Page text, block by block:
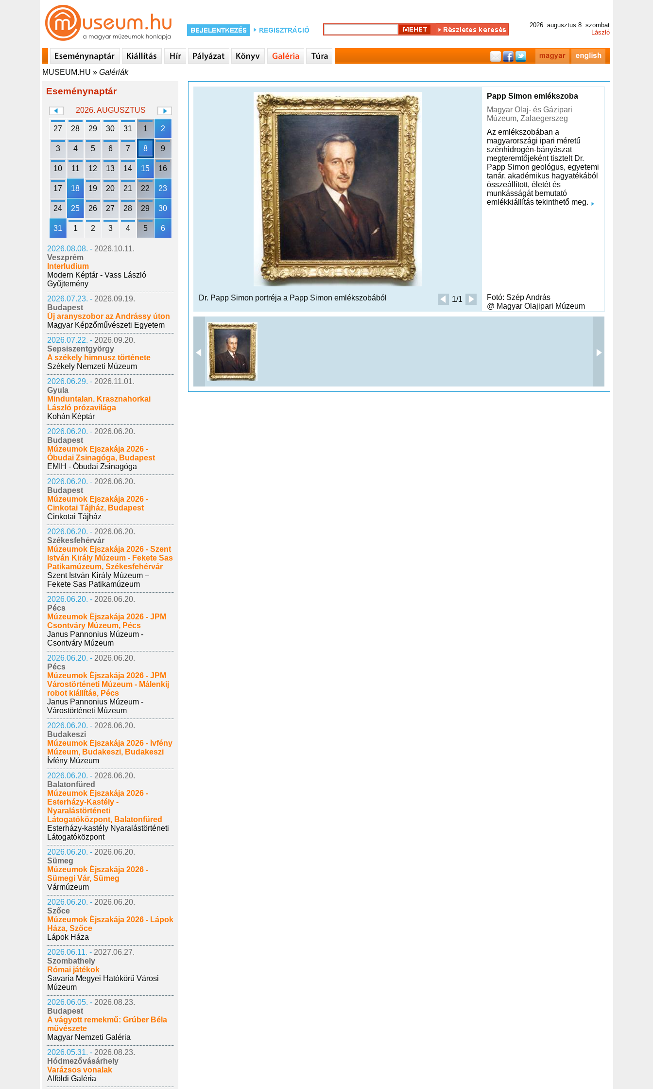
2026. augusztus 8. szombat
László
MUSEUM.HU » Galériák
Eseménynaptár
2026. AUGUSZTUS
27 28 29 30 31 1 2
3 4 5 6 7 8 9
10 11 12 13 14 15 16
17 18 19 20 21 22 23
24 25 26 27 28 29 30
31 1 2 3 4 5 6
2026.08.08. - 2026.10.11.
Veszprém
Interludium
Modern Képtár - Vass László
Gyűjtemény
2026.07.23. - 2026.09.19.
Budapest
Új aranyszobor az Andrássy úton
Magyar Képzőművészeti Egyetem
2026.07.22. - 2026.09.20.
Sepsiszentgyörgy
A székely himnusz története
Székely Nemzeti Múzeum
2026.06.29. - 2026.11.01.
Gyula
Minduntalan. Krasznahorkai
László prózavilága
Kohán Képtár
2026.06.20. - 2026.06.20.
Budapest
Múzeumok Éjszakája 2026 -
Óbudai Zsinagóga, Budapest
EMIH - Óbudai Zsinagóga
2026.06.20. - 2026.06.20.
Budapest
Múzeumok Éjszakája 2026 -
Cinkotai Tájház, Budapest
Cinkotai Tájház
2026.06.20. - 2026.06.20.
Székesfehérvár
Múzeumok Éjszakája 2026 - Szent
István Király Múzeum - Fekete Sas
Patikamúzeum, Székesfehérvár
Szent István Király Múzeum –
Fekete Sas Patikamúzeum
2026.06.20. - 2026.06.20.
Pécs
Múzeumok Éjszakája 2026 - JPM
Csontváry Múzeum, Pécs
Janus Pannonius Múzeum -
Csontváry Múzeum
2026.06.20. - 2026.06.20.
Pécs
Múzeumok Éjszakája 2026 - JPM
Várostörténeti Múzeum - Málenkij
robot kiállítás, Pécs
Janus Pannonius Múzeum -
Várostörténeti Múzeum
2026.06.20. - 2026.06.20.
Budakeszi
Múzeumok Éjszakája 2026 - Ívfény
Múzeum, Budakeszi, Budakeszi
Ívfény Múzeum
2026.06.20. - 2026.06.20.
Balatonfüred
Múzeumok Éjszakája 2026 -
Esterházy-Kastély -
Nyaralástörténeti
Látogatóközpont, Balatonfüred
Esterházy-kastély Nyaralástörténeti
Látogatóközpont
2026.06.20. - 2026.06.20.
Sümeg
Múzeumok Éjszakája 2026 -
Sümegi Vár, Sümeg
Vármúzeum
2026.06.20. - 2026.06.20.
Szőce
Múzeumok Éjszakája 2026 - Lápok
Háza, Szőce
Lápok Háza
2026.06.11. - 2027.06.27.
Szombathely
Római játékok
Savaria Megyei Hatókörű Városi
Múzeum
2026.06.05. - 2026.08.23.
Budapest
A vágyott remekmű: Grúber Béla
művészete
Magyar Nemzeti Galéria
2026.05.31. - 2026.08.23.
Hódmezővásárhely
Varázsos vonalak
Alföldi Galéria
Papp Simon emlékszoba
Magyar Olaj- és Gázipari
Múzeum, Zalaegerszeg
Az emlékszobában a
magyarországi ipari méretű
szénhidrogén-bányászat
megteremtőjeként tisztelt Dr.
Papp Simon geológus, egyetemi
tanár, akadémikus hagyatékából
összeállított, életét és
munkásságát bemutató
emlékkiállítás tekinthető meg.
Dr. Papp Simon portréja a Papp Simon emlékszobából 1/1
Fotó: Szép András
@ Magyar Olajipari Múzeum